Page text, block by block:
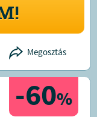
Megosztás
-60%